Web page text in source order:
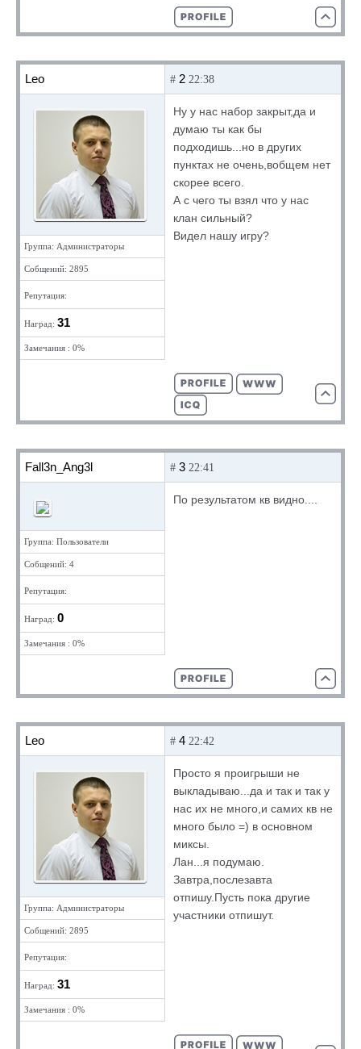
Leo
Группа: Администраторы
Собщений: 2895
Репутация:
Наград: 31
Замечания : 0%
# 2 22:38
Ну у нас набор закрыт,да и
думаю ты как бы
подходишь...но в других
пунктах не очень,вобщем нет
скорее всего.
А с чего ты взял что у нас
клан сильный?
Видел нашу игру?
Fall3n_Ang3l
Группа: Пользователи
Собщений: 4
Репутация:
Наград: 0
Замечания : 0%
# 3 22:41
По результатом кв видно....
Leo
Группа: Администраторы
Собщений: 2895
Репутация:
Наград: 31
Замечания : 0%
# 4 22:42
Просто я проигрыши не
выкладываю...да и так и так у
нас их не много,и самих кв не
много было =) в основном
миксы.
Лан...я подумаю.
Завтра,послезавта
отпишу.Пусть пока другие
участники отпишут.